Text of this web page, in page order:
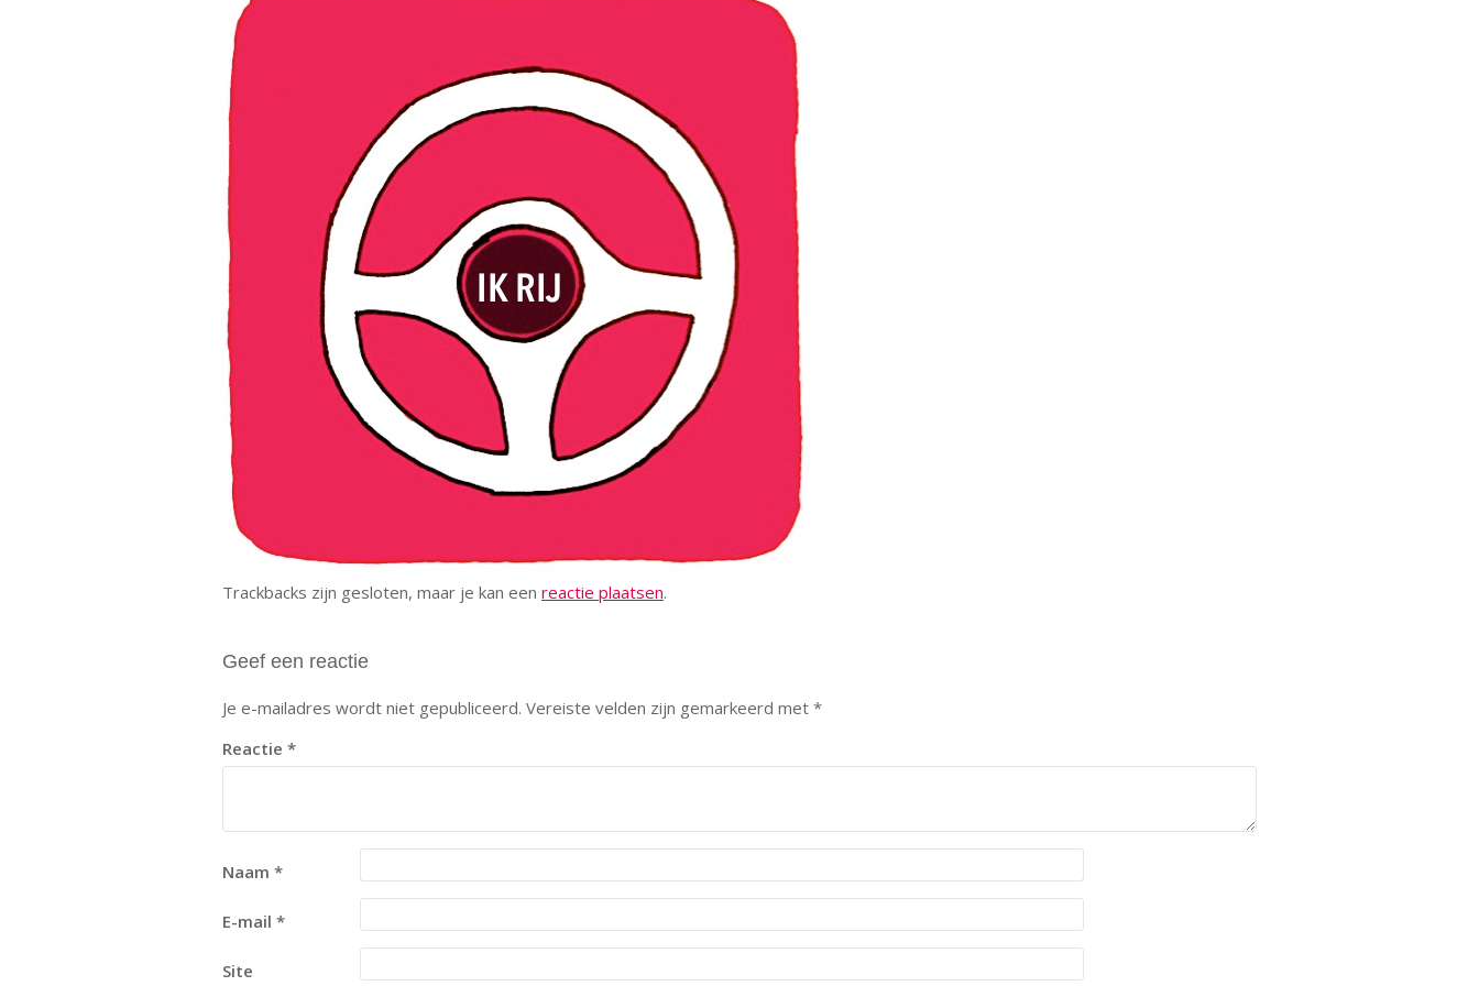
Trackbacks zijn gesloten, maar je kan een reactie plaatsen.
Geef een reactie
Je e-mailadres wordt niet gepubliceerd. Vereiste velden zijn gemarkeerd met *
Reactie *
Naam *
E-mail *
Site